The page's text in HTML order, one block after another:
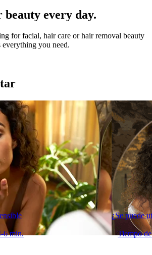
beauty every day.
for facial, hair care or hair removal beauty
you need.
6 min.
¿Se puede
Tiempo